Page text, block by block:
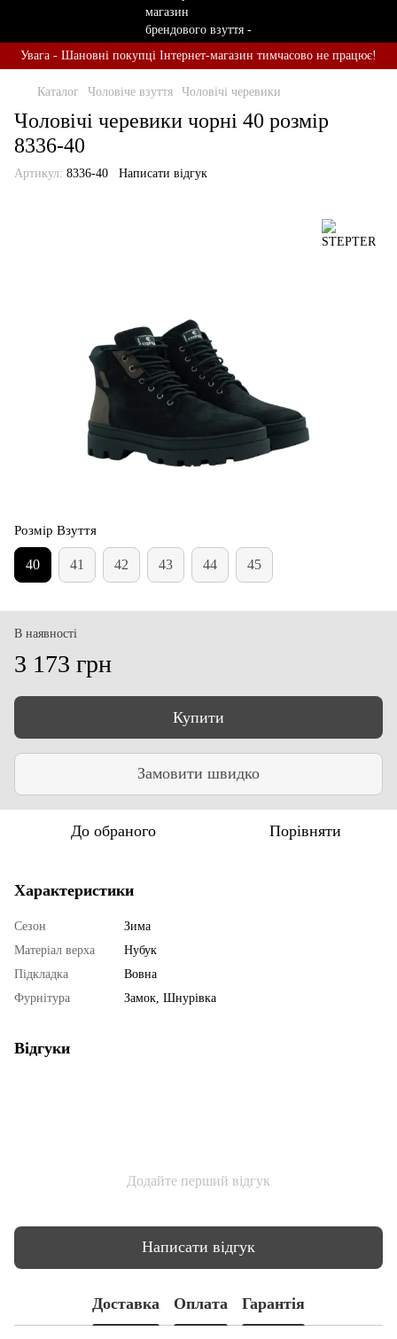
Увага - Шановні покупці Інтернет-магазин тимчасово не працює!
Каталог Чоловіче взуття Чоловічі черевики
Чоловічі черевики чорні 40 розмір
8336-40
Артикул: 8336-40 Написати відгук
Розмір Взуття
40 41 42 43 44 45
В наявності
3 173 грн
Купити
Замовити швидко
До обраного Порівняти
Характеристики
Сезон
Зима
Матеріал верха
Нубук
Підкладка
Вовна
Фурнітура
Замок, Шнурівка
Відгуки
Додайте перший відгук
Написати відгук
Доставка Оплата Гарантія